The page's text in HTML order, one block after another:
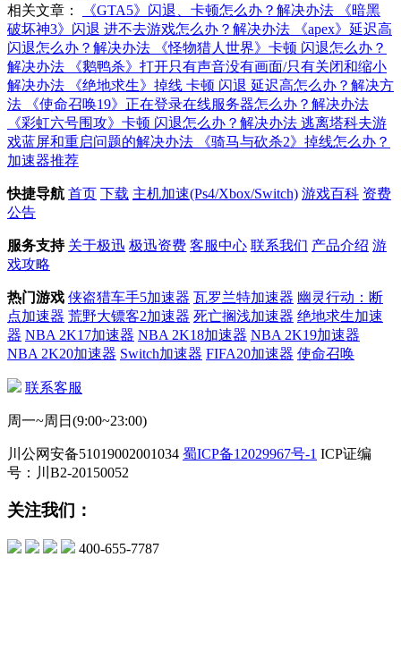
相关文章：
《GTA5》闪退、卡顿怎么办？解决办法
《暗黑
破坏神3》闪退 进不去游戏怎么办？解决办法
《apex》延迟高
闪退怎么办？解决办法
《怪物猎人世界》卡顿 闪退怎么办？
解决办法
《鹅鸭杀》打开只有声音没有画面/只有关闭和缩小
解决办法
《绝地求生》掉线 卡顿 闪退 延迟高怎么办？解决方
法
《使命召唤19》正在登录在线服务器怎么办？解决办法
《彩虹六号围攻》卡顿 闪退怎么办？解决办法 逃离塔科夫游
戏蓝屏和重启问题的解决办法
《骑马与砍杀2》掉线怎么办？
加速器推荐
快捷导航 首页 下载 主机加速(Ps4/Xbox/Switch) 游戏百科 资费
公告
服务支持 关于极迅 极迅资费 客服中心 联系我们 产品介绍 游
戏攻略
热门游戏 侠盗猎车手5加速器 瓦罗兰特加速器 幽灵行动：断
点加速器 荒野大镖客2加速器 死亡搁浅加速器 绝地求生加速
器 NBA 2K17加速器 NBA 2K18加速器 NBA 2K19加速器
NBA 2K20加速器 Switch加速器 FIFA20加速器 使命召唤
联系客服
周一~周日(9:00~23:00)
川公网安备51019002001034 蜀ICP备12029967号-1 ICP证编
号：川B2-20150052
关注我们：
400-655-7787